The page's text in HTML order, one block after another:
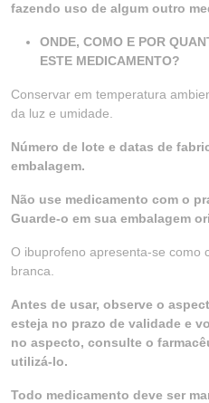
fazendo uso de algum outro
ONDE, COMO E POR
ESTE MEDICAMENTO?
Conservar em temperatura
da luz e umidade.
Número de lote e datas de
embalagem.
Não use medicamento com o
Guarde-o em sua embalagem
O ibuprofeno apresenta-se como
branca.
Antes de usar, observe o
esteja no prazo de validade e
no aspecto, consulte o
utilizá-lo.
Todo medicamento deve ser